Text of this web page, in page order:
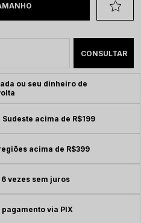
ou seu dinheiro de
acima de R$199
acima de R$399
vezes sem juros
via PIX